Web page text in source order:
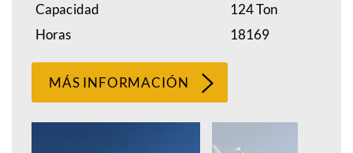
Capacidad
124 Ton
Horas
18169
MÁS INFORMACIÓN